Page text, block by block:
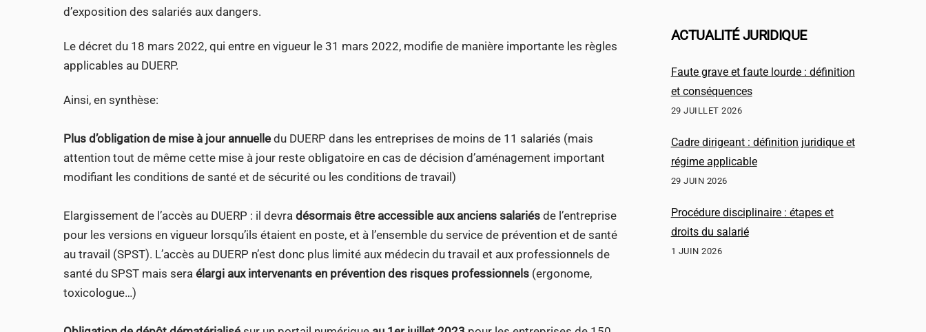
d’exposition des salariés aux dangers.
Le décret du 18 mars 2022, qui entre en vigueur le 31 mars 2022, modifie de manière importante les règles
applicables au DUERP.
Ainsi, en synthèse:
Plus d’obligation de mise à jour annuelle du DUERP dans les entreprises de moins de 11 salariés (mais
attention tout de même cette mise à jour reste obligatoire en cas de décision d’aménagement important
modifiant les conditions de santé et de sécurité ou les conditions de travail)
Elargissement de l’accès au DUERP : il devra désormais être accessible aux anciens salariés de l’entreprise
pour les versions en vigueur lorsqu’ils étaient en poste, et à l’ensemble du service de prévention et de santé
au travail (SPST). L’accès au DUERP n’est donc plus limité aux médecin du travail et aux professionnels de
santé du SPST mais sera élargi aux intervenants en prévention des risques professionnels (ergonome,
toxicologue…)
ACTUALITÉ JURIDIQUE
Faute grave et faute lourde : définition
et conséquences
29 JUILLET 2026
Cadre dirigeant : définition juridique et
régime applicable
29 JUIN 2026
Procédure disciplinaire : étapes et
droits du salarié
1 JUIN 2026